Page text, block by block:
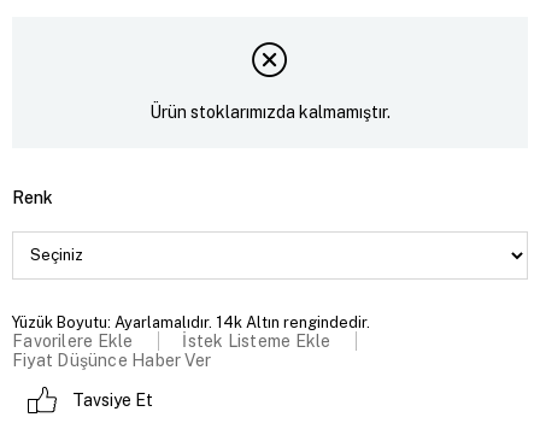
Ürün stoklarımızda kalmamıştır.
Renk
Yüzük Boyutu: Ayarlamalıdır. 14k Altın rengindedir.
Favorilere Ekle
İstek Listeme Ekle
Fiyat Düşünce Haber Ver
Tavsiye Et